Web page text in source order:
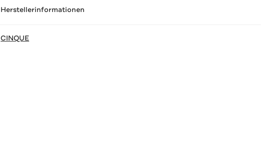
Herstellerinformationen
CINQUE